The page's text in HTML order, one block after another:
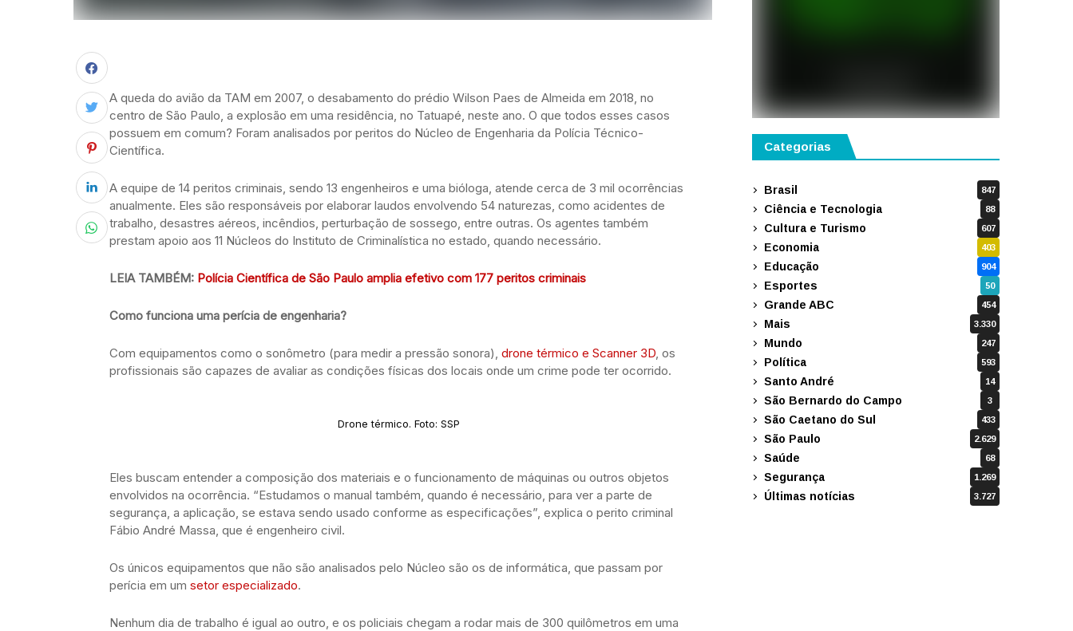
A queda do avião da TAM em 2007, o desabamento do prédio Wilson Paes de Almeida em 2018, no
centro de São Paulo, a explosão em uma residência, no Tatuapé, neste ano. O que todos esses casos
possuem em comum? Foram analisados por peritos do Núcleo de Engenharia da Polícia Técnico-
Científica.
A equipe de 14 peritos criminais, sendo 13 engenheiros e uma bióloga, atende cerca de 3 mil ocorrências
anualmente. Eles são responsáveis por elaborar laudos envolvendo 54 naturezas, como acidentes de
trabalho, desastres aéreos, incêndios, perturbação de sossego, entre outras. Os agentes também
prestam apoio aos 11 Núcleos do Instituto de Criminalística no estado, quando necessário.
LEIA TAMBÉM: Polícia Científica de São Paulo amplia efetivo com 177 peritos criminais
Como funciona uma perícia de engenharia?
Com equipamentos como o sonômetro (para medir a pressão sonora), drone térmico e Scanner 3D, os
profissionais são capazes de avaliar as condições físicas dos locais onde um crime pode ter ocorrido.
Drone térmico. Foto: SSP
Eles buscam entender a composição dos materiais e o funcionamento de máquinas ou outros objetos
envolvidos na ocorrência. “Estudamos o manual também, quando é necessário, para ver a parte de
segurança, a aplicação, se estava sendo usado conforme as especificações”, explica o perito criminal
Fábio André Massa, que é engenheiro civil.
Os únicos equipamentos que não são analisados pelo Núcleo são os de informática, que passam por
perícia em um setor especializado.
Nenhum dia de trabalho é igual ao outro, e os policiais chegam a rodar mais de 300 quilômetros em uma
Categorias
Brasil 847
Ciência e Tecnologia 88
Cultura e Turismo 607
Economia 403
Educação 904
Esportes 50
Grande ABC 454
Mais 3.330
Mundo 247
Política 593
Santo André 14
São Bernardo do Campo 3
São Caetano do Sul 433
São Paulo 2.629
Saúde 68
Segurança 1.269
Últimas notícias 3.727